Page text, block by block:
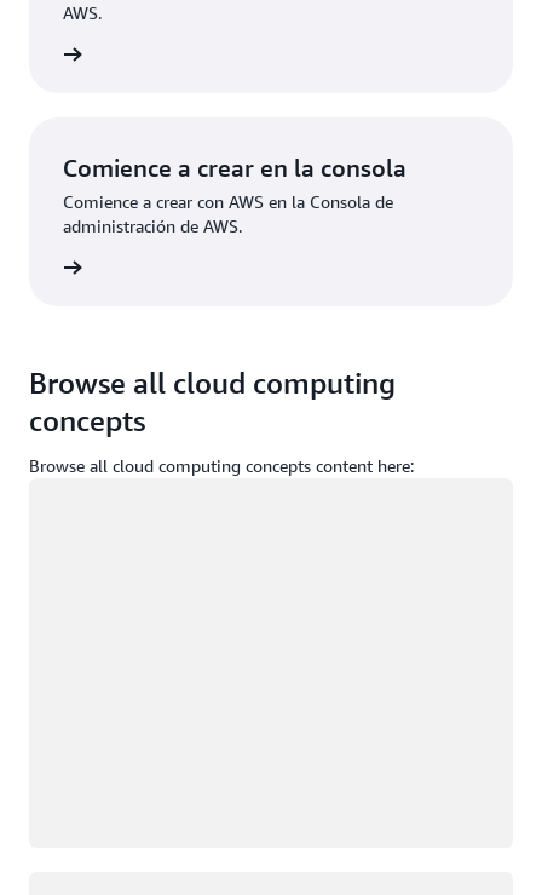
AWS.
Comience a crear en la consola
Comience a crear con AWS en la Consola de
administración de AWS.
Browse all cloud computing
concepts
Browse all cloud computing concepts content here: